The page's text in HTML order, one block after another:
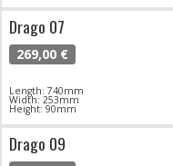
Drago 07
269,00 €
Length: 740mm
Width: 253mm
Height: 90mm
Drago 09